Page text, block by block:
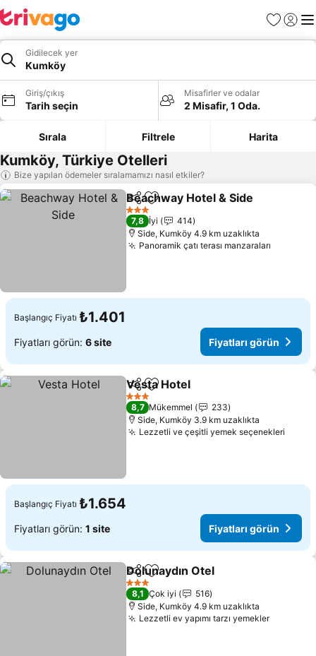
Favoriler
Giriş
Gidilecek yer
Kumköy
Giriş/çıkış
Tarih seçin
Misafirler ve odalar
2 Misafir, 1 Oda.
Sırala Filtrele Harita
Kumköy, Türkiye Otelleri
Bize yapılan ödemeler sıralamamızı nasıl etkiler?
PaylaşFavorilerime ekle
Beachway Hotel & Side
3 Yıldız
7,8 İyi
414
Side, Kumköy 4.9 km uzaklıkta
Panoramik çatı terası manzaraları
Başlangıç Fiyatı ₺1.401
Fiyatları görün: 6 site Fiyatları görün
PaylaşFavorilerime ekle
Vesta Hotel
3 Yıldız
8,7 Mükemmel
233
Side, Kumköy 3.9 km uzaklıkta
Lezzetli ve çeşitli yemek seçenekleri
Başlangıç Fiyatı ₺1.654
Fiyatları görün: 1 site Fiyatları görün
PaylaşFavorilerime ekle
Dolunaydın Otel
3 Yıldız
8,1 Çok iyi
516
Side, Kumköy 4.9 km uzaklıkta
Lezzetli ev yapımı tarzı yemekler